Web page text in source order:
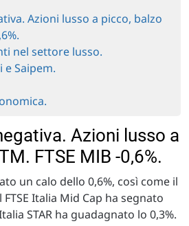
Azioni lusso a picco, balzo
nel settore lusso.
e Saipem.
Azioni lusso a
FTSE MIB -0,6%.
un calo dello 0,6%, così come il
FTSE Italia Mid Cap ha segnato
STAR ha guadagnato lo 0,3%.